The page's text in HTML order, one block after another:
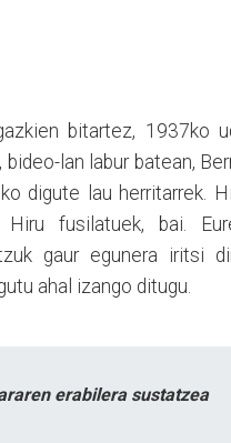
bitartez, 1937ko
lan labur batean,
digute lau herritarrek.
fusilatuek, bai.
gaur egunera iritsi
ahal izango ditugu.
erabilera sustatzea